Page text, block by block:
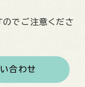
でご注意くださ
合わせ